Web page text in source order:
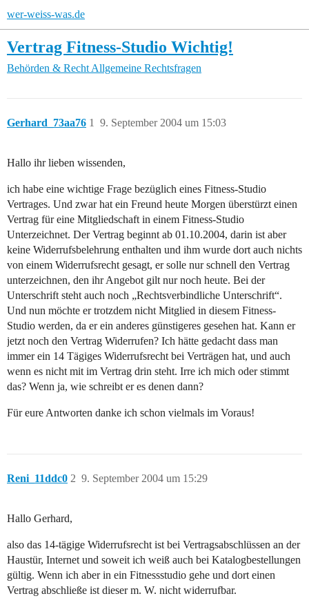
wer-weiss-was.de
Vertrag Fitness-Studio Wichtig!
Behörden & Recht Allgemeine Rechtsfragen
Gerhard_73aa76 9. September 2004 um 15:03
1
Hallo ihr lieben wissenden,
ich habe eine wichtige Frage bezüglich eines Fitness-Studio
Vertrages. Und zwar hat ein Freund heute Morgen überstürzt einen
Vertrag für eine Mitgliedschaft in einem Fitness-Studio
Unterzeichnet. Der Vertrag beginnt ab 01.10.2004, darin ist aber
keine Widerrufsbelehrung enthalten und ihm wurde dort auch nichts
von einem Widerrufsrecht gesagt, er solle nur schnell den Vertrag
unterzeichnen, den ihr Angebot gilt nur noch heute. Bei der
Unterschrift steht auch noch „Rechtsverbindliche Unterschrift“.
Und nun möchte er trotzdem nicht Mitglied in diesem Fitness-
Studio werden, da er ein anderes günstigeres gesehen hat. Kann er
jetzt noch den Vertrag Widerrufen? Ich hätte gedacht dass man
immer ein 14 Tägiges Widerrufsrecht bei Verträgen hat, und auch
wenn es nicht mit im Vertrag drin steht. Irre ich mich oder stimmt
das? Wenn ja, wie schreibt er es denen dann?
Für eure Antworten danke ich schon vielmals im Voraus!
Reni_11ddc0 9. September 2004 um 15:29
2
Hallo Gerhard,
also das 14-tägige Widerrufsrecht ist bei Vertragsabschlüssen an der
Haustür, Internet und soweit ich weiß auch bei Katalogbestellungen
gültig. Wenn ich aber in ein Fitnessstudio gehe und dort einen
Vertrag abschließe ist dieser m. W. nicht widerrufbar.